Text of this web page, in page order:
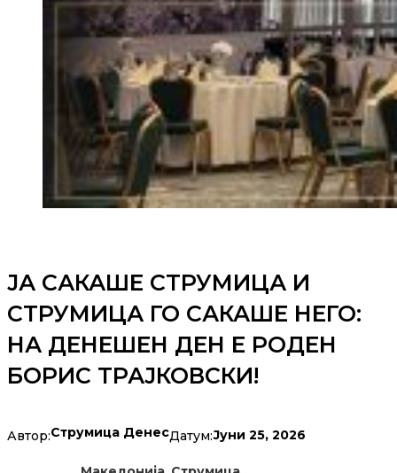
ЈА САКАШЕ СТРУМИЦА И
СТРУМИЦА ГО САКАШЕ НЕГО:
НА ДЕНЕШЕН ДЕН Е РОДЕН
БОРИС ТРАЈКОВСКИ!
Автор:Струмица ДенесДатум:Јуни 25, 2026